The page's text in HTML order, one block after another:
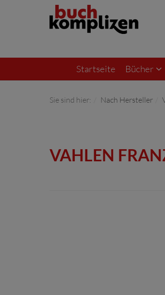
Startseite Bücher
Sie sind hier: Nach Hersteller
VAHLEN